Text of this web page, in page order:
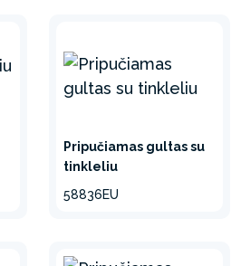
Pripučiamas gultas su
tinkleliu
58836EU